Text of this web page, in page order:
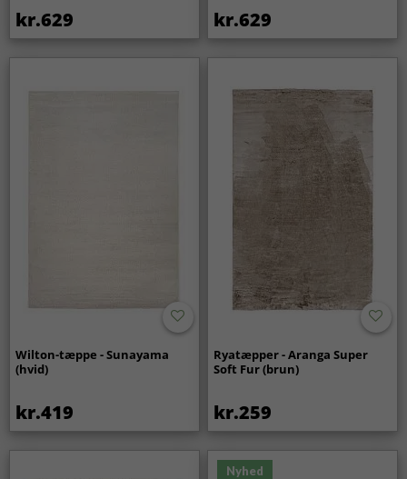
kr.629 kr.629
Wilton-tæppe - Sunayama
(hvid)
kr.419
Ryatæpper - Aranga Super
Soft Fur (brun)
kr.259
Nyhed